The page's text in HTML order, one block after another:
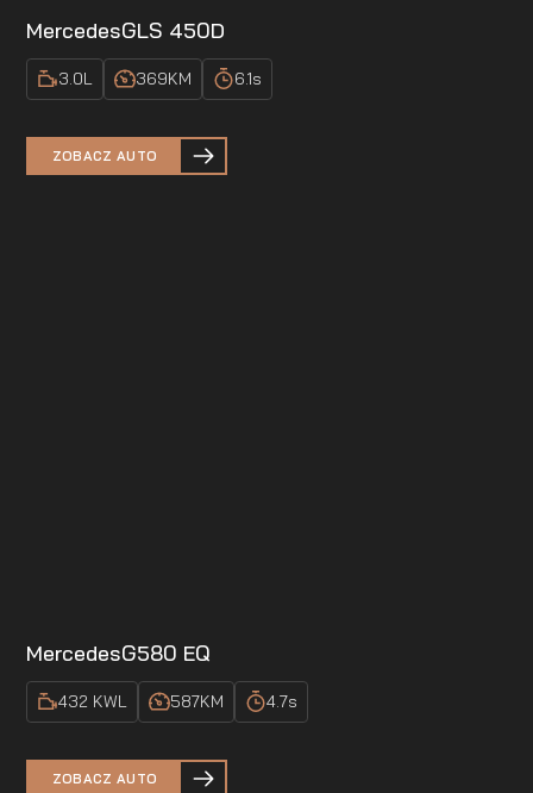
MercedesGLS 450D
3.0L 369KM 6.1s
ZOBACZ AUTO
MercedesG580 EQ
432 KWL 587KM 4.7s
ZOBACZ AUTO